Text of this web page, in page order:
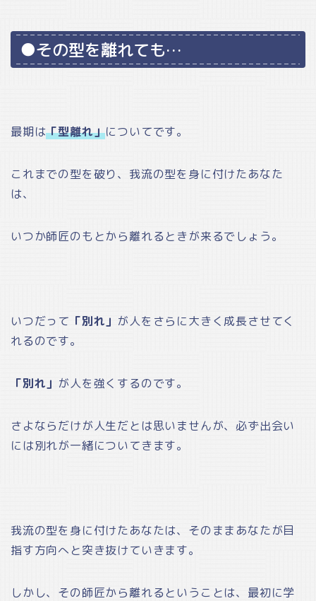
●その型を離れても…
最期は「型離れ」についてです。
これまでの型を破り、我流の型を身に付けたあなた
は、
いつか師匠のもとから離れるときが来るでしょう。
いつだって 「別れ」 が人をさらに大きく成長させてく
れるのです。
「別れ」 が人を強くするのです。
さよならだけが人生だとは思いませんが、必ず出会い
には別れが一緒についてきます。
我流の型を身に付けたあなたは、そのままあなたが目
指す方向へと突き抜けていきます。
しかし、その師匠から離れるということは、最初に学